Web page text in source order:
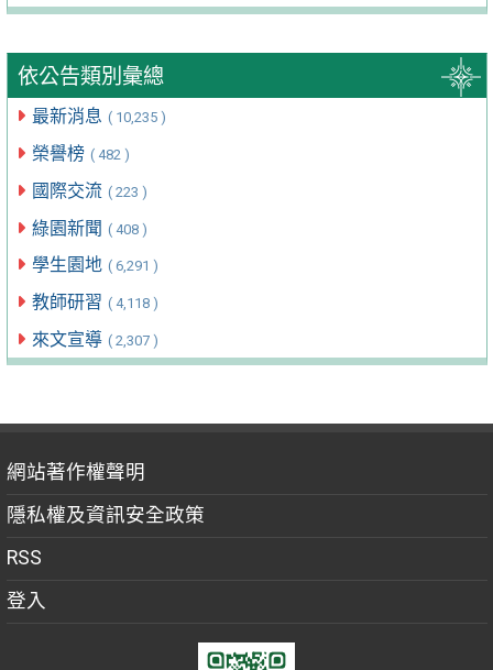
依公告類別彙總
最新消息 ( 10,235 )
榮譽榜 ( 482 )
國際交流 ( 223 )
綠園新聞 ( 408 )
學生園地 ( 6,291 )
教師研習 ( 4,118 )
來文宣導 ( 2,307 )
網站著作權聲明
隱私權及資訊安全政策
RSS
登入